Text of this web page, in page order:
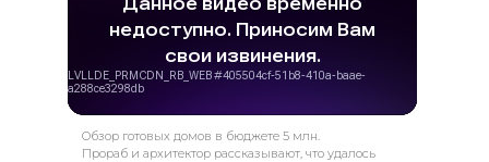
Обзор готовых домов в бюджете 5 млн.
Прораб и архитектор рассказывают, что удалось